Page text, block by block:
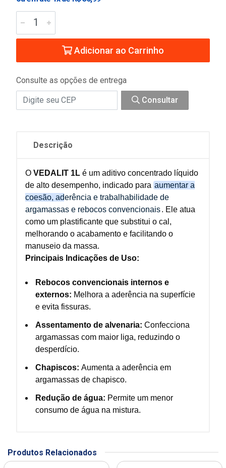
Adicionar ao Carrinho
Consulte as opções de entrega
Consultar
Descrição
O VEDALIT 1L é um aditivo concentrado líquido
de alto desempenho, indicado para aumentar a
coesão, aderência e trabalhabilidade de
argamassas e rebocos convencionais. Ele atua
como um plastificante que substitui o cal,
melhorando o acabamento e facilitando o
manuseio da massa.
Principais Indicações de Uso:
Rebocos convencionais internos e
externos: Melhora a aderência na superfície
e evita fissuras.
Assentamento de alvenaria: Confecciona
argamassas com maior liga, reduzindo o
desperdício.
Chapiscos: Aumenta a aderência em
argamassas de chapisco.
Redução de água: Permite um menor
consumo de água na mistura.
Produtos Relacionados